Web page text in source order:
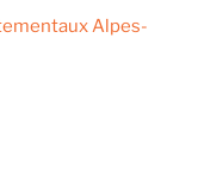
Alpes-